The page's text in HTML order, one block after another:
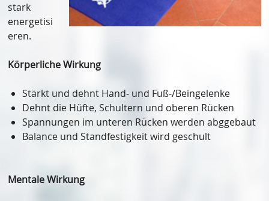
stark
energetisi
eren.
Körperliche Wirkung
Stärkt und dehnt Hand- und Fuß-/Beingelenke
Dehnt die Hüfte, Schultern und oberen Rücken
Spannungen im unteren Rücken werden abggebaut
Balance und Standfestigkeit wird geschult
Mentale Wirkung